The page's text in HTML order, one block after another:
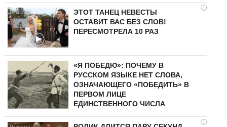
i
ЭТОТ ТАНЕЦ НЕВЕСТЫ
ОСТАВИТ ВАС БЕЗ СЛОВ!
ПЕРЕСМОТРЕЛА 10 РАЗ
«Я ПОБЕДЮ»: ПОЧЕМУ В
РУССКОМ ЯЗЫКЕ НЕТ СЛОВА,
ОЗНАЧАЮЩЕГО «ПОБЕДИТЬ» В
ПЕРВОМ ЛИЦЕ
ЕДИНСТВЕННОГО ЧИСЛА
i